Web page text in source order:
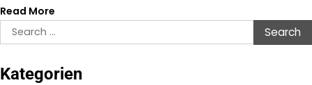
Read More
Search
for:
Kategorien